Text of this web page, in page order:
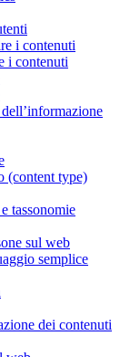
i contenuti
i contenuti
(content type)
tassonomie
sul web
semplice
dei contenuti